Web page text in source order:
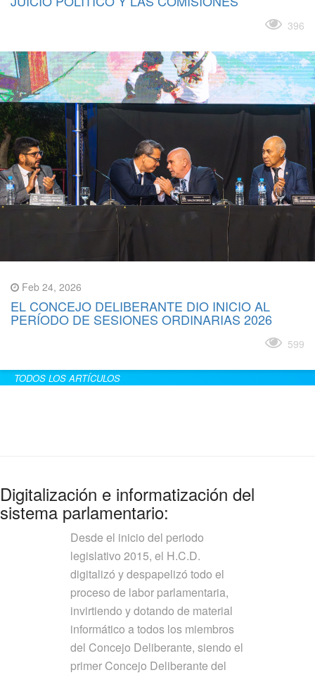
396
Feb 24, 2026
EL CONCEJO DELIBERANTE DIO INICIO AL
PERÍODO DE SESIONES ORDINARIAS 2026
599
TODOS LOS ARTÍCULOS
Digitalización e informatización del
sistema parlamentario:
Desde el inicio del periodo
legislativo 2015, el H.C.D.
digitalizó y despapelizó todo el
proceso de labor parlamentaria,
invirtiendo y dotando de material
informático a todos los miembros
del Concejo Deliberante, siendo el
primer Concejo Deliberante del